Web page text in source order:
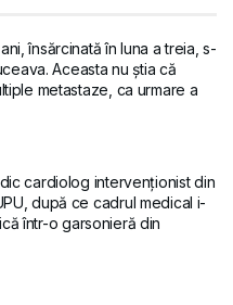
însărcinată în luna a treia, s-
Aceasta nu știa că
metastaze, ca urmare a
cardiolog intervenționist din
după ce cadrul medical i-
într-o garsonieră din